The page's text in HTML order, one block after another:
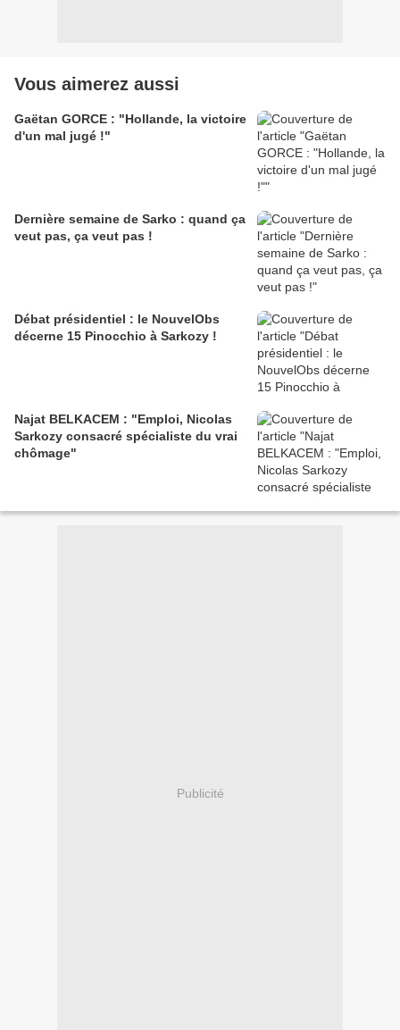
Vous aimerez aussi
Gaëtan GORCE : "Hollande, la victoire
d'un mal jugé !"
Dernière semaine de Sarko : quand ça
veut pas, ça veut pas !
Débat présidentiel : le NouvelObs
décerne 15 Pinocchio à Sarkozy !
Najat BELKACEM : "Emploi, Nicolas
Sarkozy consacré spécialiste du vrai
chômage"
Publicité